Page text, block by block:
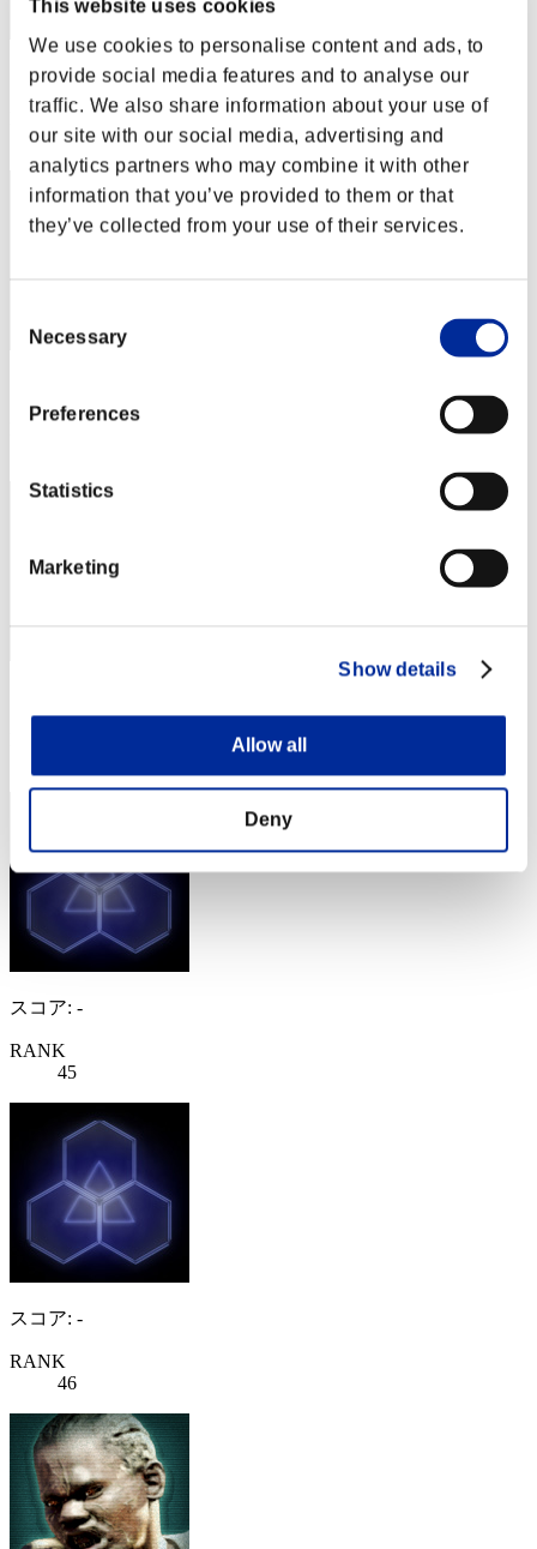
This website uses cookies
We use cookies to personalise content and ads, to
provide social media features and to analyse our
traffic. We also share information about your use of
our site with our social media, advertising and
analytics partners who may combine it with other
information that you’ve provided to them or that
they’ve collected from your use of their services.
Selection
Necessary
Preferences
Statistics
Marketing
Show details
Allow all
Deny
スコア: -
RANK
42
スコア: -
RANK
45
スコア: -
RANK
46